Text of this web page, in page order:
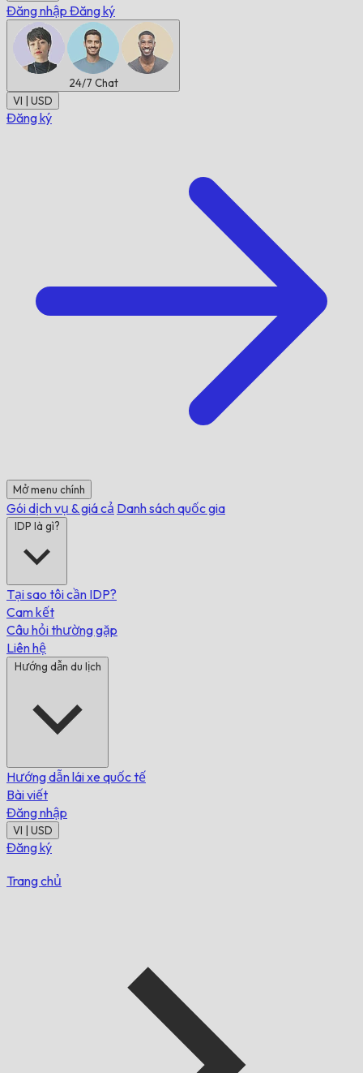
Đăng nhập Đăng ký
24/7 Chat
VI | USD
Đăng ký
Mở menu chính
Gói dịch vụ & giá cả Danh sách quốc gia
IDP là gì?
Tại sao tôi cần IDP?
Cam kết
Câu hỏi thường gặp
Liên hệ
Hướng dẫn du lịch
Hướng dẫn lái xe quốc tế
Bài viết
Đăng nhập
VI | USD
Đăng ký
Trang chủ